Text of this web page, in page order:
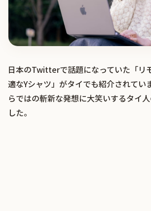
日本のTwitterで話題になっていた「リ
適なYシャツ」がタイでも紹介されてい
らではの斬新な発想に大笑いするタイ
した。